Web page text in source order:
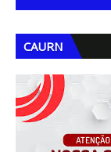
CAURN